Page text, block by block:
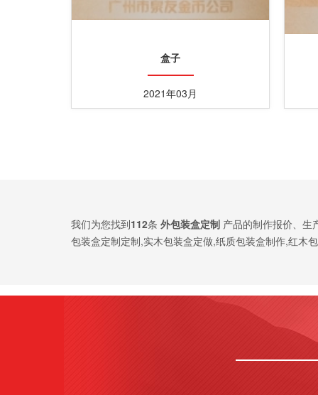
盒子
2021年03月
我们为您找到112条 外包装盒定制 产品的制作报价、生
包装盒定制定制,实木包装盒定做,纸质包装盒制作,红木